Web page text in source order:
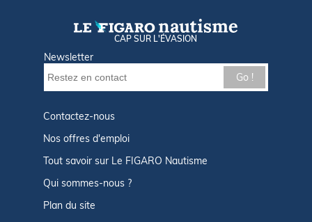
CAP SUR L'ÉVASION
Newsletter
Go !
Contactez-nous
Nos offres d'emploi
Tout savoir sur Le FIGARO Nautisme
Qui sommes-nous ?
Plan du site